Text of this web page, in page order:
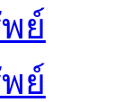
ย์
ย์